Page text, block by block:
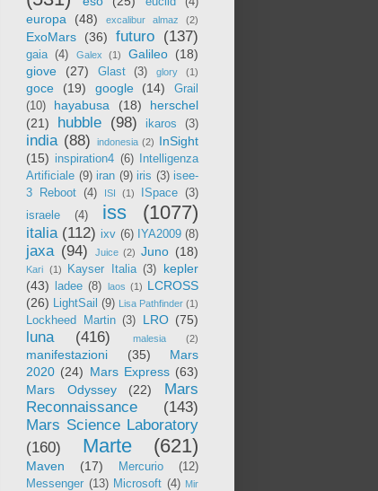
europa (48) excalibur almaz (2)
ExoMars (36) futuro (137)
gaia (4) Galex (1) Galileo (18)
giove
(27) Glast (3) glory (1)
goce (19) google (14)
Grail
(10)
hayabusa (18)
herschel
(21)
hubble (98) ikaros (3)
india (88) indonesia (2) InSight
(15) inspiration4 (6)
Intelligenza
Artificiale (9) iran (9) iris (3) isee-
3 Reboot (4) ISI (1) ISpace (3)
israele
(4) iss (1077)
italia (112) ixv (6) IYA2009 (8)
jaxa (94) Juice (2) Juno (18)
Kari (1) Kayser Italia (3)
kepler
(43)
ladee (8) laos (1) LCROSS
(26) LightSail (9) Lisa Pathfinder (1)
Lockheed Martin (3) LRO (75)
luna (416) malesia (2)
manifestazioni (35)
Mars
2020 (24) Mars Express (63)
Mars Odyssey
(22)
Mars
Reconnaissance
(143)
Mars Science Laboratory
(160)
Marte (621)
Maven (17) Mercurio
(12)
Messenger (13) Microsoft (4) Mir